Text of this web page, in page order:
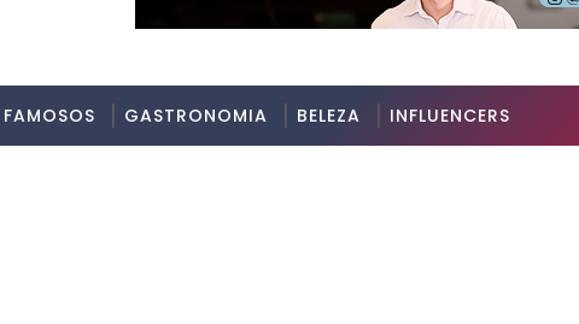
FAMOSOS GASTRONOMIA BELEZA INFLUENCERS